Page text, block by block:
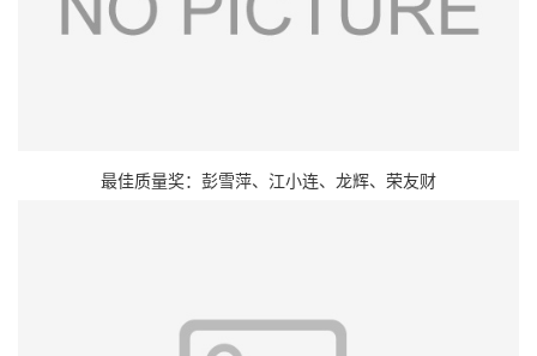
最佳质量奖：彭雪萍、江小连、龙辉、荣友财